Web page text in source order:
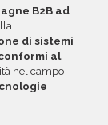
B2B ad
di sistemi
al
nel campo